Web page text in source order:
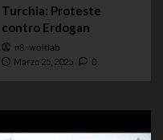
Turchia: Proteste
contro Erdogan
n8-woltlab
Marzo 25, 2025 0